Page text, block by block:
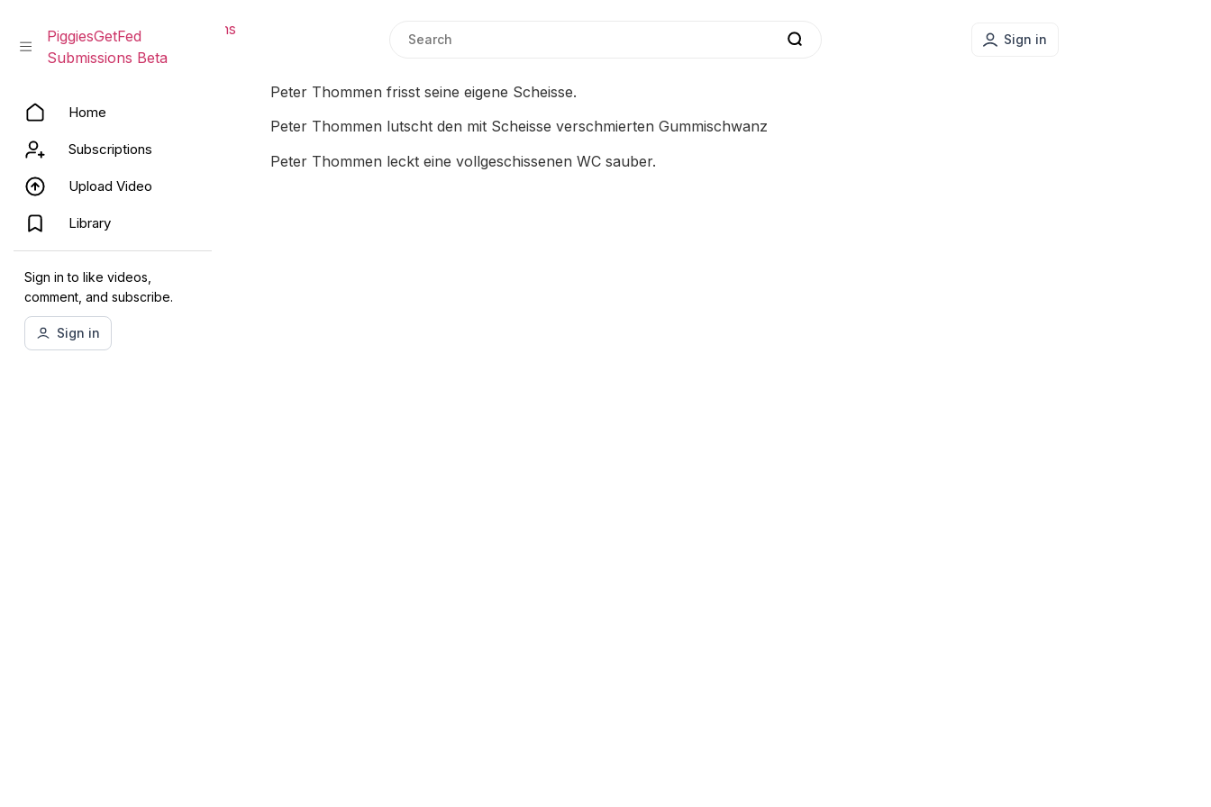
Skip
content
PiggiesGetFed Submissions
Beta
Sign in
PiggiesGetFed
Submissions Beta
Home
Subscriptions
Upload Video
Library
Sign in to like videos,
comment, and subscribe.
Sign in
Peter Thommen frisst seine eigene Scheisse.
Peter Thommen lutscht den mit Scheisse verschmierten Gummischwanz
Peter Thommen leckt eine vollgeschissenen WC sauber.